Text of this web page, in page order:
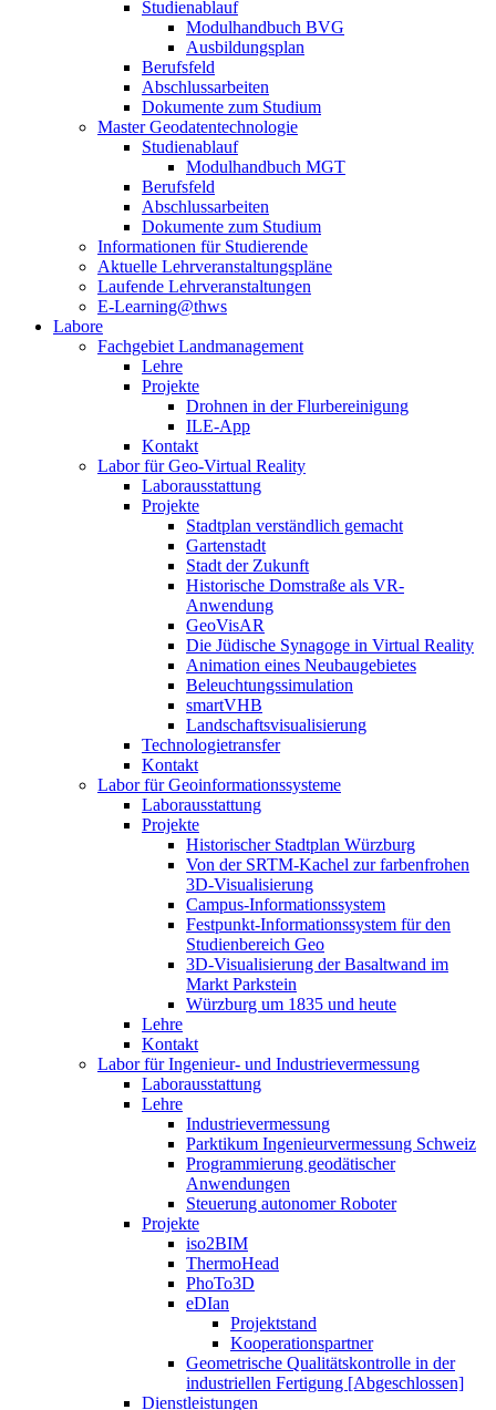
Studienablauf
Modulhandbuch BVG
Ausbildungsplan
Berufsfeld
Abschlussarbeiten
Dokumente zum Studium
Master Geodatentechnologie
Studienablauf
Modulhandbuch MGT
Berufsfeld
Abschlussarbeiten
Dokumente zum Studium
Informationen für Studierende
Aktuelle Lehrveranstaltungspläne
Laufende Lehrveranstaltungen
E-Learning@thws
Labore
Fachgebiet Landmanagement
Lehre
Projekte
Drohnen in der Flurbereinigung
ILE-App
Kontakt
Labor für Geo-Virtual Reality
Laborausstattung
Projekte
Stadtplan verständlich gemacht
Gartenstadt
Stadt der Zukunft
Historische Domstraße als VR-
Anwendung
GeoVisAR
Die Jüdische Synagoge in Virtual Reality
Animation eines Neubaugebietes
Beleuchtungssimulation
smartVHB
Landschaftsvisualisierung
Technologietransfer
Kontakt
Labor für Geoinformationssysteme
Laborausstattung
Projekte
Historischer Stadtplan Würzburg
Von der SRTM-Kachel zur farbenfrohen
3D-Visualisierung
Campus-Informationssystem
Festpunkt-Informationssystem für den
Studienbereich Geo
3D-Visualisierung der Basaltwand im
Markt Parkstein
Würzburg um 1835 und heute
Lehre
Kontakt
Labor für Ingenieur- und Industrievermessung
Laborausstattung
Lehre
Industrievermessung
Parktikum Ingenieurvermessung Schweiz
Programmierung geodätischer
Anwendungen
Steuerung autonomer Roboter
Projekte
iso2BIM
ThermoHead
PhoTo3D
eDIan
Projektstand
Kooperationspartner
Geometrische Qualitätskontrolle in der
industriellen Fertigung [Abgeschlossen]
Dienstleistungen